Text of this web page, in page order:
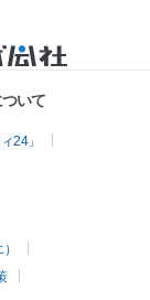
いて
24」